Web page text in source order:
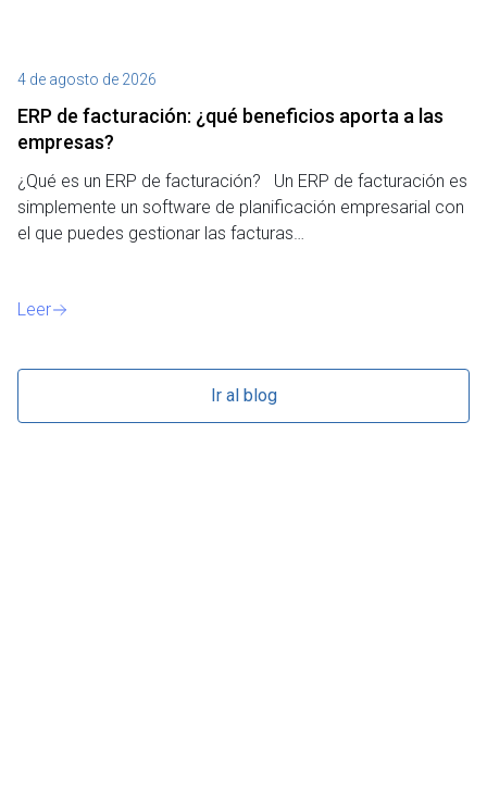
4 de agosto de 2026
ERP de facturación​: ¿qué beneficios aporta a las
empresas?
¿Qué es un ERP de facturación? Un ERP de facturación es
simplemente un software de planificación empresarial con
el que puedes gestionar las facturas…
Leer
Ir al blog